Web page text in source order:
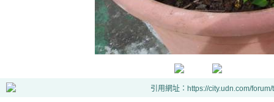
引用網址：https://city.udn.com/